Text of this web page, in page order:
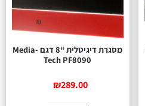
מסגרת דיגיטלית “8 דגם Media-
Tech PF8090
₪289.00